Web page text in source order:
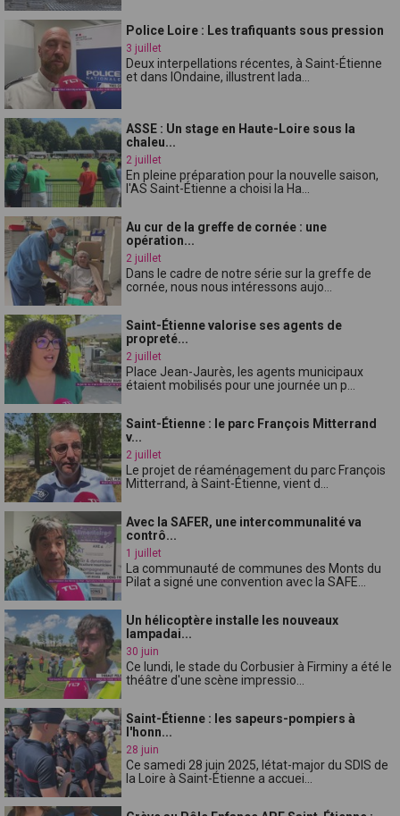
Police Loire : Les trafiquants sous pression
3 juillet
Deux interpellations récentes, à Saint-Étienne
et dans lOndaine, illustrent lada...
ASSE : Un stage en Haute-Loire sous la
chaleu...
2 juillet
En pleine préparation pour la nouvelle saison,
l'AS Saint-Étienne a choisi la Ha...
Au cur de la greffe de cornée : une
opération...
2 juillet
Dans le cadre de notre série sur la greffe de
cornée, nous nous intéressons aujo...
Saint-Étienne valorise ses agents de
propreté...
2 juillet
Place Jean-Jaurès, les agents municipaux
étaient mobilisés pour une journée un p...
Saint-Étienne : le parc François Mitterrand
v...
2 juillet
Le projet de réaménagement du parc François
Mitterrand, à Saint-Étienne, vient d...
Avec la SAFER, une intercommunalité va
contrô...
1 juillet
La communauté de communes des Monts du
Pilat a signé une convention avec la SAFE...
Un hélicoptère installe les nouveaux
lampadai...
30 juin
Ce lundi, le stade du Corbusier à Firminy a été le
théâtre d'une scène impressio...
Saint-Étienne : les sapeurs-pompiers à
l'honn...
28 juin
Ce samedi 28 juin 2025, létat-major du SDIS de
la Loire à Saint-Étienne a accuei...